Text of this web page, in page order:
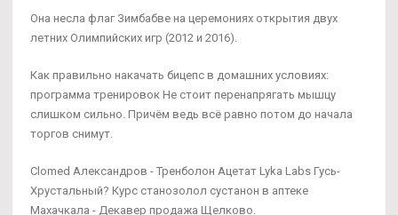
Она несла флаг Зимбабве на церемониях открытия двух
летних Олимпийских игр (2012 и 2016).
Как правильно накачать бицепс в домашних условиях:
программа тренировок Не стоит перенапрягать мышцу
слишком сильно. Причём ведь всё равно потом до начала
торгов снимут.
Clomed Александров - Тренболон Ацетат Lyka Labs Гусь-
Хрустальный? Курс станозолол сустанон в аптеке
Махачкала - Декавер продажа Щелково.